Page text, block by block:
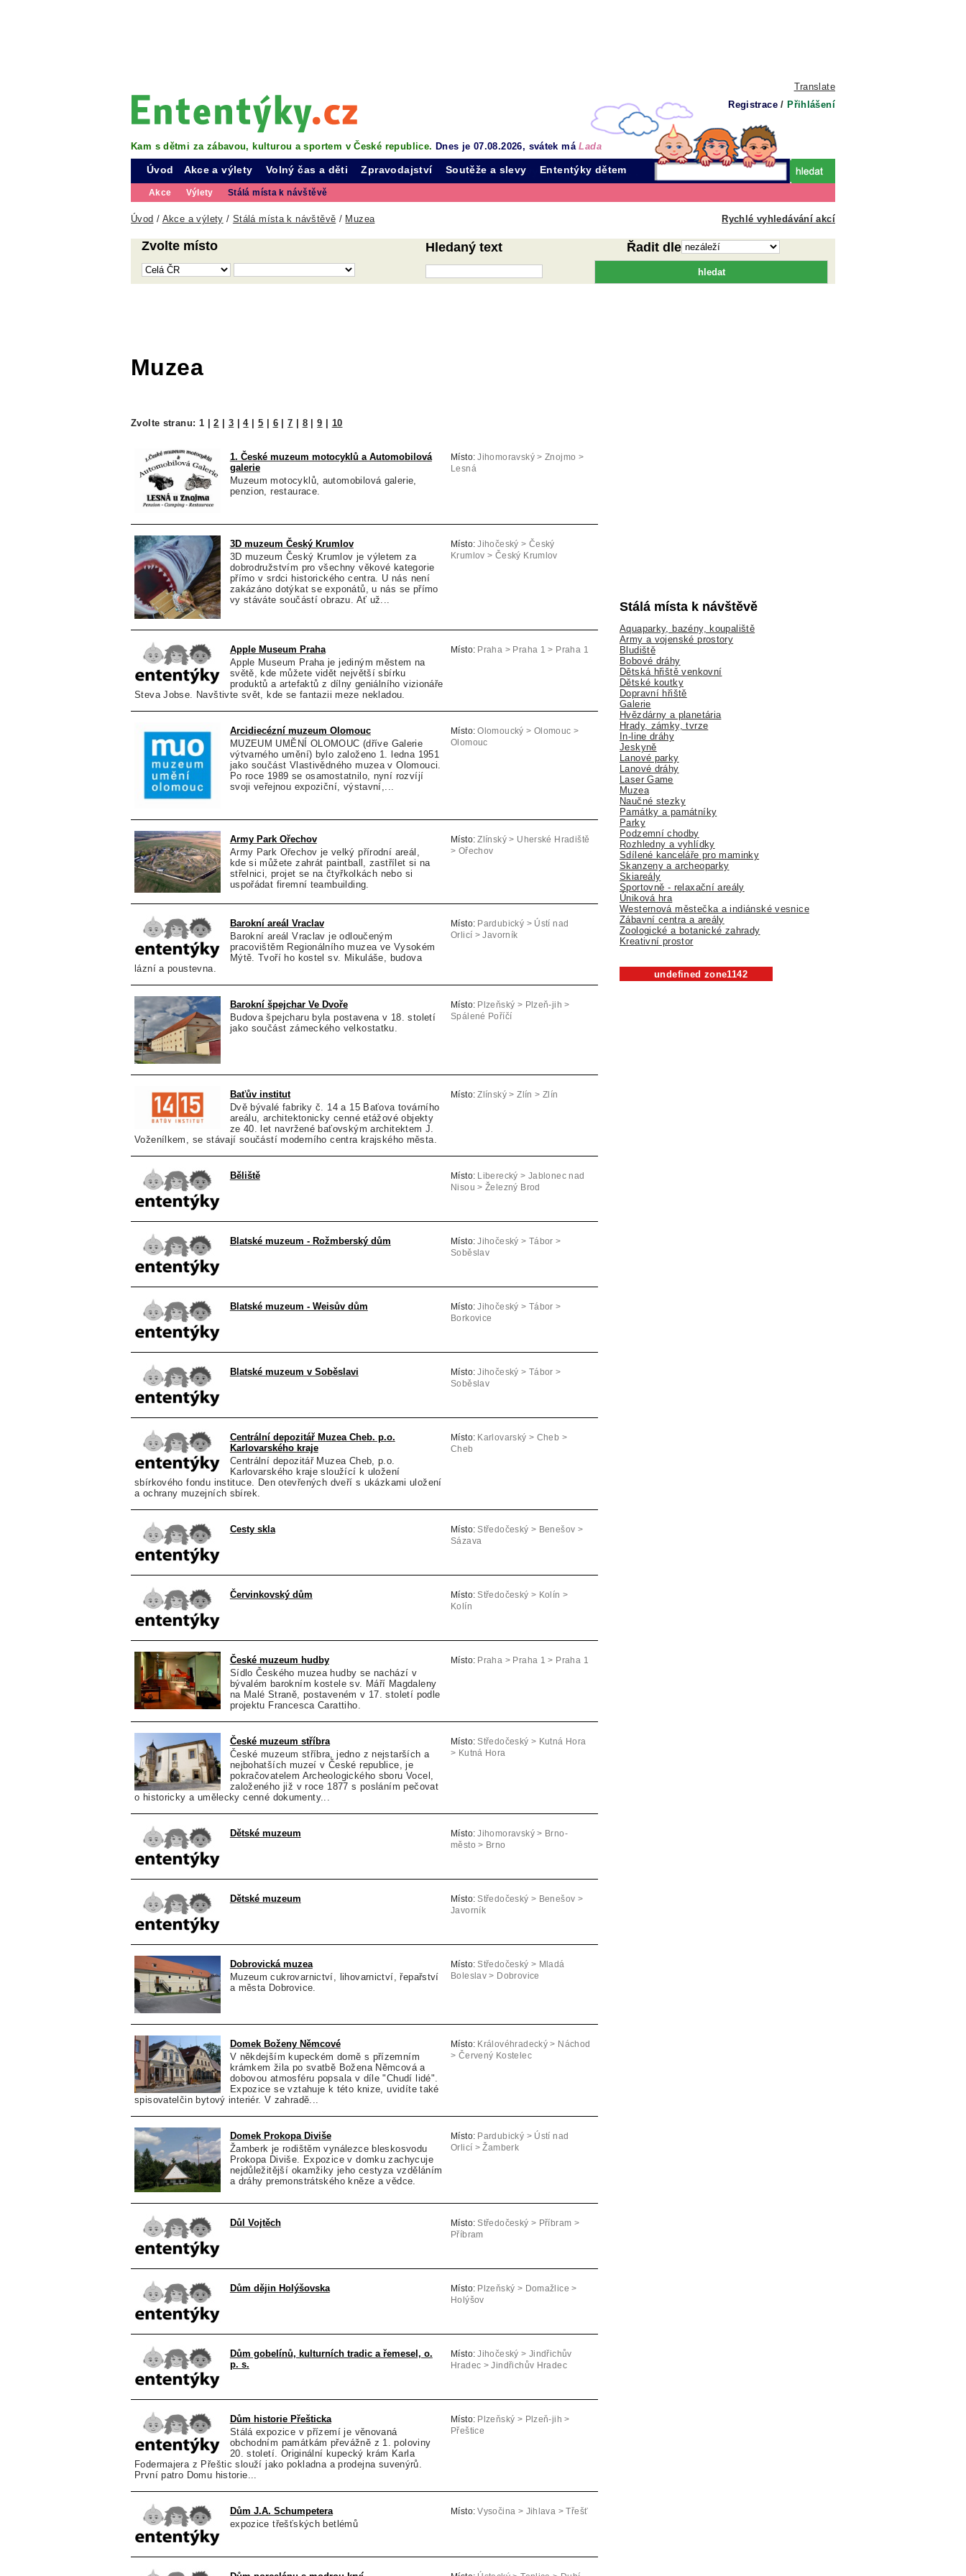
Translate
Registrace / Přihlášení
Kam s dětmi za zábavou, kulturou a sportem v České republice. Dnes je 07.08.2026, svátek máLada
Úvod Akce a výlety
Akce Výlety Stálá místa k návštěvě
Volný čas a děti Zpravodajství Soutěže a slevy Ententýky dětem
Rychlé vyhledávání akcí
Úvod / Akce a výlety / Stálá místa k návštěvě / Muzea
Zvolte místo Hledaný text Řadit dle
Muzea
Zvolte stranu: 1 |2 3 |4| 5 6|7 8|9 10
1. České muzeum motocyklů a Automobilová
galerie
Muzeum motocyklů, automobilová galerie,
penzion, restaurace.
Místo: Jihomoravský > Znojmo >
Lesná
3D muzeum Český Krumlov
3D muzeum Český Krumlov je výletem za
dobrodružstvím pro všechny věkové kategorie
přímo v srdci historického centra. U nás není
zakázáno dotýkat se exponátů, u nás se přímo
vy stáváte součástí obrazu. Ať už...
Místo: Jihočeský > Český
Krumlov > Český Krumlov
Apple Museum Praha
Apple Museum Praha je jediným městem na
světě, kde můžete vidět největší sbírku
produktů a artefaktů z dílny geniálního vizionáře
Steva Jobse. Navštivte svět, kde se fantazii meze nekladou.
Místo: Praha > Praha 1 > Praha 1
Arcidiecézní muzeum Olomouc
MUZEUM UMĚNÍ OLOMOUC (dříve Galerie
výtvarného umění) bylo založeno 1. ledna 1951
jako součást Vlastivědného muzea v Olomouci.
Po roce 1989 se osamostatnilo, nyní rozvíjí
svoji veřejnou expoziční, výstavní,...
Místo: Olomoucký > Olomouc >
Olomouc
Army Park Ořechov
Army Park Ořechov je velký přírodní areál,
kde si můžete zahrát paintball, zastřílet si na
střelnici, projet se na čtyřkolkách nebo si
uspořádat firemní teambuilding.
Místo: Zlínský > Uherské Hradiště
> Ořechov
Barokní areál Vraclav
Barokní areál Vraclav je odloučeným
pracovištěm Regionálního muzea ve Vysokém
Mýtě. Tvoří ho kostel sv. Mikuláše, budova
lázní a poustevna.
Místo: Pardubický > Ústí nad
Orlicí > Javorník
Barokní špejchar Ve Dvoře
Budova špejcharu byla postavena v 18. století
jako součást zámeckého velkostatku.
Místo: Plzeňský > Plzeň-jih >
Spálené Poříčí
Baťův institut
Dvě bývalé fabriky č. 14 a 15 Baťova továrního
areálu, architektonicky cenné etážové objekty
ze 40. let navržené baťovským architektem J.
Voženílkem, se stávají součástí moderního centra krajského města.
Místo: Zlínský > Zlín > Zlín
Běliště Místo:
Liberecký > Jablonec nad
Nisou > Železný Brod
Blatské muzeum - Rožmberský dům Místo: Jihočeský > Tábor >
Soběslav
Blatské muzeum - Weisův dům Místo: Jihočeský > Tábor >
Borkovice
Blatské muzeum v Soběslavi Místo: Jihočeský > Tábor >
Soběslav
Centrální depozitář Muzea Cheb. p.o.
Karlovarského kraje
Centrální depozitář Muzea Cheb, p.o.
Karlovarského kraje sloužící k uložení
sbírkového fondu instituce. Den otevřených dveří s ukázkami uložení
a ochrany muzejních sbírek.
Místo: Karlovarský > Cheb >
Cheb
Cesty skla Místo: Středočeský > Benešov >
Sázava
Červinkovský dům Místo: Středočeský > Kolín >
Kolín
České muzeum hudby
Sídlo Českého muzea hudby se nachází v
bývalém barokním kostele sv. Máří Magdaleny
na Malé Straně, postaveném v 17. století podle
projektu Francesca Carattiho.
Místo: Praha > Praha 1 > Praha 1
České muzeum stříbra
České muzeum stříbra, jedno z nejstarších a
nejbohatších muzeí v České republice, je
pokračovatelem Archeologického sboru Vocel,
založeného již v roce 1877 s posláním pečovat
o historicky a umělecky cenné dokumenty...
Místo: Středočeský > Kutná Hora
> Kutná Hora
Dětské muzeum Místo: Jihomoravský > Brno-
město > Brno
Dětské muzeum Místo: Středočeský > Benešov >
Javorník
Dobrovická muzea
Muzeum cukrovarnictví, lihovarnictví, řepařství
a města Dobrovice.
Místo: Středočeský > Mladá
Boleslav > Dobrovice
Domek Boženy Němcové
V někdejším kupeckém domě s přízemním
krámkem žila po svatbě Božena Němcová a
dobovou atmosféru popsala v díle "Chudí lidé".
Expozice se vztahuje k této knize, uvidíte také
spisovatelčin bytový interiér. V zahradě...
Místo: Královéhradecký > Náchod
> Červený Kostelec
Domek Prokopa Diviše
Žamberk je rodištěm vynálezce bleskosvodu
Prokopa Diviše. Expozice v domku zachycuje
nejdůležitější okamžiky jeho cestyza vzděláním
a dráhy premonstrátského kněze a vědce.
Místo: Pardubický > Ústí nad
Orlicí > Žamberk
Důl Vojtěch Místo: Středočeský > Příbram >
Příbram
Dům dějin Holýšovska Místo: Plzeňský > Domažlice >
Holýšov
Dům gobelínů, kulturních tradic a řemesel, o.
p. s.
Místo: Jihočeský > Jindřichův
Hradec > Jindřichův Hradec
Dům historie Přešticka
Stálá expozice v přízemí je věnovaná
obchodním památkám převážně z 1. poloviny
20. století. Originální kupecký krám Karla
Fodermajera z Přeštic slouží jako pokladna a prodejna suvenýrů.
První patro Domu historie...
Místo: Plzeňský > Plzeň-jih >
Přeštice
Dům J.A. Schumpetera
expozice třešťských betlémů
Místo: Vysočina > Jihlava > Třešť
Stálá místa k návštěvě
Aquaparky, bazény, koupaliště
Army a vojenské prostory
Bludiště
Bobové dráhy
Dětská hřiště venkovní
Dětské koutky
Dopravní hřiště
Galerie
Hvězdárny a planetária
Hrady, zámky, tvrze
In-line dráhy
Jeskyně
Lanové parky
Lanové dráhy
Laser Game
Muzea
Naučné stezky
Památky a památníky
Parky
Podzemní chodby
Rozhledny a vyhlídky
Sdílené kanceláře pro maminky
Skanzeny a archeoparky
Skiareály
Sportovně - relaxační areály
Úniková hra
Westernová městečka a indiánské vesnice
Zábavní centra a areály
Zoologické a botanické zahrady
Kreativní prostor
undefined zone1142